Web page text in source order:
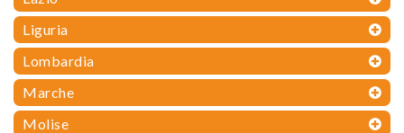
Liguria
Lombardia
Marche
Molise